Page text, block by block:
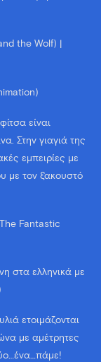
the Wolf) |
είναι
Στην γιαγιά της
εμπειρίες με
με τον ξακουστό
Fantastic
στα ελληνικά με
ετοιμάζονται
με αμέτρητες